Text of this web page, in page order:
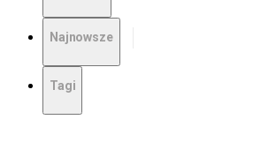
Najnowsze
Tagi